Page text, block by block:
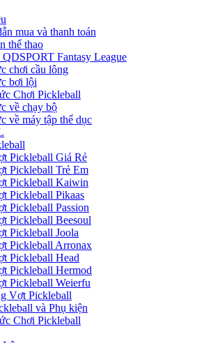
mua và thanh toán
thể thao
Fantasy League
chơi cầu lông
bơi lội
Chơi Pickleball
về chạy bộ
về máy tập thể dục
Pickleball Giá Rẻ
Pickleball Trẻ Em
Pickleball Kaiwin
Pickleball Pikaas
Pickleball Passion
Pickleball Beesoul
Pickleball Joola
Pickleball Arronax
Pickleball Head
Pickleball Hermod
Pickleball Weierfu
Vợt Pickleball
và Phụ kiện
Chơi Pickleball